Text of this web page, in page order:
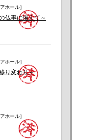
ホール］
仏事に備えて～
ホール］
り変わり～
ホール］